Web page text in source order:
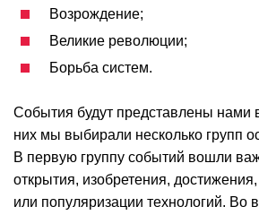
Возрождение;
Великие революции;
Борьба систем.
События будут представлены нами
них мы выбирали несколько групп
В первую группу событий вошли
открытия, изобретения,
или популяризации технологий. Во